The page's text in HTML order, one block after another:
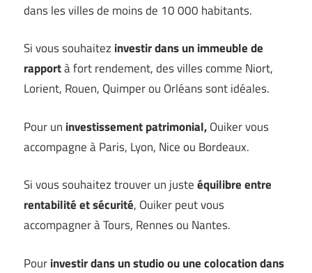
dans les villes de moins de 10 000 habitants.
Si vous souhaitez investir dans un immeuble de
rapportà fort rendement, des villes comme Niort,
Lorient, Rouen, Quimper ou Orléans sont idéales.
Pour un investissement patrimonial,Ouiker vous
accompagne à Paris, Lyon, Nice ou Bordeaux.
Si vous souhaitez trouver un justeéquilibre entre
rentabilité et sécurité, Ouiker peut vous
accompagner à Tours, Rennes ou Nantes.
Pourinvestir dans un studio ou une colocation dans